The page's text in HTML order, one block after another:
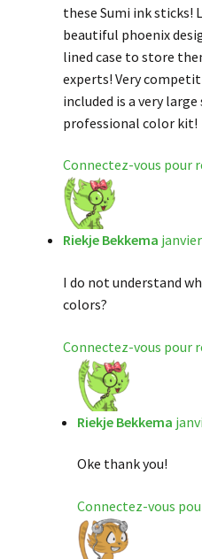
these Sumi ink sticks!
beautiful phoenix
lined case to store
experts! Very
included is a very
professional color kit!
Connectez-vous pour
Riekje Bekkema
I do not understand
colors?
Connectez-vous pour
Riekje Bekkema
Oke thank you!
Connectez-vous